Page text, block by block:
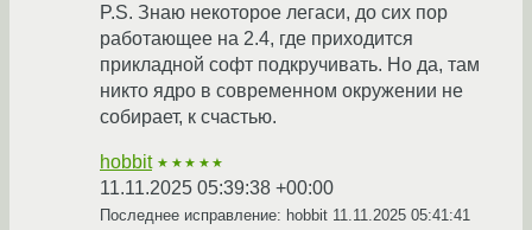
P.S. Знаю некоторое легаси, до сих пор
работающее на 2.4, где приходится
прикладной софт подкручивать. Но да, там
никто ядро в современном окружении не
собирает, к счастью.
hobbit ★★★★★
11.11.2025 05:39:38 +00:00
Последнее исправление: hobbit 11.11.2025 05:41:41